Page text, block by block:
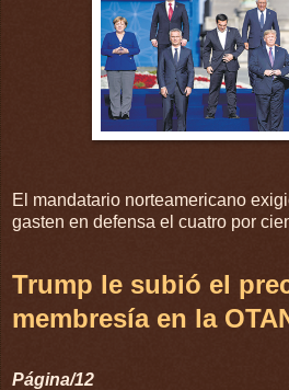
El mandatario norteamericano
gasten en defensa el cuatro por
Trump le subió el
membresía en la
Página/12